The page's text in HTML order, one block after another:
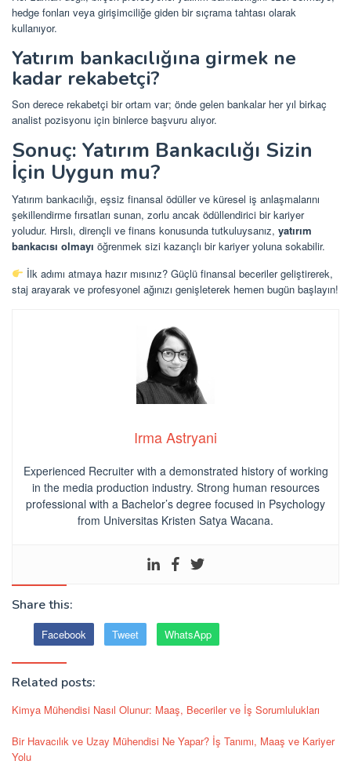
hedge fonları veya girişimciliğe giden bir sıçrama tahtası olarak
kullanıyor.
Yatırım bankacılığına girmek ne
kadar rekabetçi?
Son derece rekabetçi bir ortam var; önde gelen bankalar her yıl birkaç
analist pozisyonu için binlerce başvuru alıyor.
Sonuç: Yatırım Bankacılığı Sizin
İçin Uygun mu?
Yatırım bankacılığı, eşsiz finansal ödüller ve küresel iş anlaşmalarını
şekillendirme fırsatları sunan, zorlu ancak ödüllendirici bir kariyer
yoludur. Hırslı, dirençli ve finans konusunda tutkuluysanız, yatırım
bankacısı olmayı öğrenmek sizi kazançlı bir kariyer yoluna sokabilir.
İlk adımı atmaya hazır mısınız? Güçlü finansal beceriler geliştirerek,
staj arayarak ve profesyonel ağınızı genişleterek hemen bugün başlayın!
Irma Astryani
Experienced Recruiter with a demonstrated history of working
in the media production industry. Strong human resources
professional with a Bachelor’s degree focused in Psychology
from Universitas Kristen Satya Wacana.
Share this:
Facebook Tweet WhatsApp
Related posts:
Kimya Mühendisi Nasıl Olunur: Maaş, Beceriler ve İş Sorumlulukları
Bir Havacılık ve Uzay Mühendisi Ne Yapar? İş Tanımı, Maaş ve Kariyer
Yolu